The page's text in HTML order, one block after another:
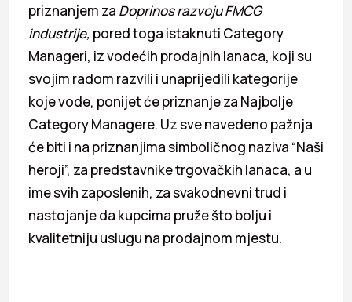
priznanjem za Doprinos razvoju FMCG
industrije, pored toga istaknuti Category
Manageri, iz vodećih prodajnih lanaca, koji su
svojim radom razvili i unaprijedili kategorije
koje vode, ponijet će priznanje za Najbolje
Category Managere. Uz sve navedeno pažnja
će biti i na priznanjima simboličnog naziva “Naši
heroji”, za predstavnike trgovačkih lanaca, a u
ime svih zaposlenih, za svakodnevni trud i
nastojanje da kupcima pruže što bolju i
kvalitetniju uslugu na prodajnom mjestu.